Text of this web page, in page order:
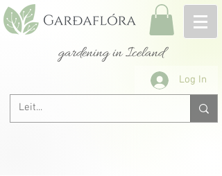
gardening in Iceland
Log In